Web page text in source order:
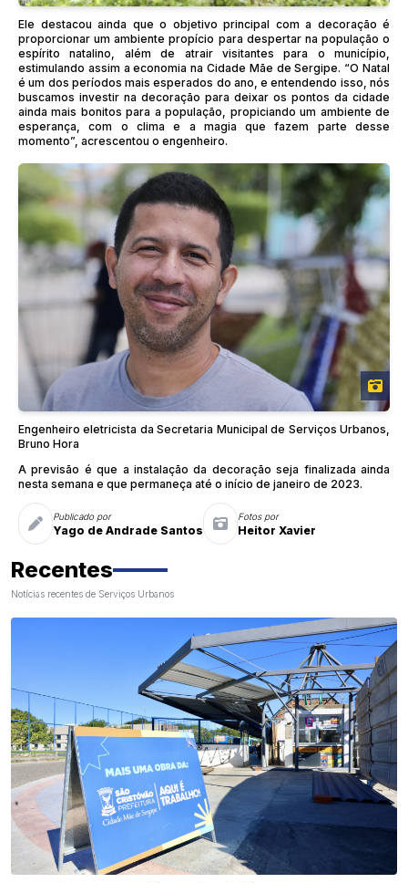
Ele destacou ainda que o objetivo principal com a decoração é
proporcionar um ambiente propício para despertar na população o
espírito natalino, além de atrair visitantes para o município,
estimulando assim a economia na Cidade Mãe de Sergipe. “O Natal
é um dos períodos mais esperados do ano, e entendendo isso, nós
buscamos investir na decoração para deixar os pontos da cidade
ainda mais bonitos para a população, propiciando um ambiente de
esperança, com o clima e a magia que fazem parte desse
momento”, acrescentou o engenheiro.
Engenheiro eletricista da Secretaria Municipal de Serviços Urbanos,
Bruno Hora
A previsão é que a instalação da decoração seja finalizada ainda
nesta semana e que permaneça até o início de janeiro de 2023.
Publicado por
Yago de Andrade Santos
Fotos por
Heitor Xavier
Recentes
Notícias recentes de Serviços Urbanos